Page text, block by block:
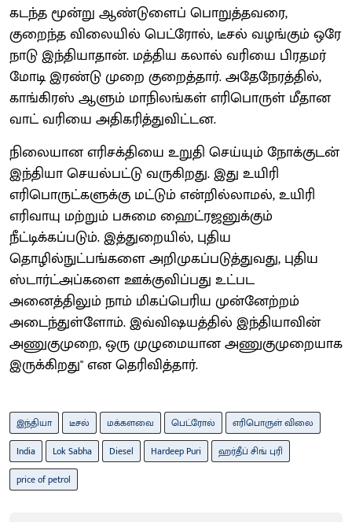
கடந்த மூன்று ஆண்டுளைப் பொறுத்தவரை,
குறைந்த விலையில் பெட்ரோல், டீசல் வழங்கும் ஒரே
நாடு இந்தியாதான். மத்திய கலால் வரியை பிரதமர்
மோடி இரண்டு முறை குறைத்தார். அதேநேரத்தில்,
காங்கிரஸ் ஆளும் மாநிலங்கள் எரிபொருள் மீதான
வாட் வரியை அதிகரித்துவிட்டன.
நிலையான எரிசக்தியை உறுதி செய்யும் நோக்குடன்
இந்தியா செயல்பட்டு வருகிறது. இது உயிரி
எரிபொருட்களுக்கு மட்டும் என்றில்லாமல், உயிரி
எரிவாயு மற்றும் பசுமை ஹைட்ரஜனுக்கும்
நீட்டிக்கப்படும். இத்துறையில், புதிய
தொழில்நுட்பங்களை அறிமுகப்படுத்துவது, புதிய
ஸ்டார்ட்அப்களை ஊக்குவிப்பது உட்பட
அனைத்திலும் நாம் மிகப்பெரிய முன்னேற்றம்
அடைந்துள்ளோம். இவ்விஷயத்தில் இந்தியாவின்
அணுகுமுறை, ஒரு முழுமையான அணுகுமுறையாக
இருக்கிறது" என தெரிவித்தார்.
இந்தியா டீசல் மக்களவை பெட்ரோல்
எரிபொருள் விலை
India
Lok Sabha Diesel Hardeep Puri
ஹர்தீப் சிங் புரி
price of petrol